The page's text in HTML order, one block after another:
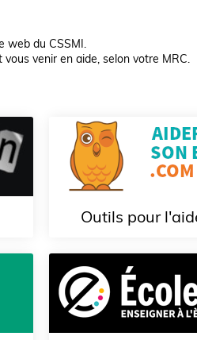
web du CSSMI.
venir en aide, selon votre MRC.
Outils pour